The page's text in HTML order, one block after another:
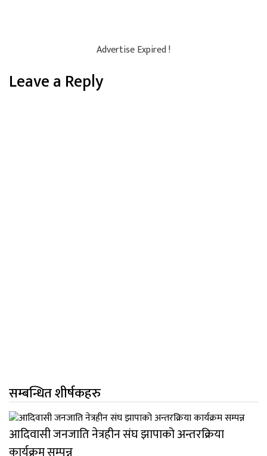
Advertise Expired !
Leave a Reply
सम्बन्धित शीर्षकहरु
आदिवासी जनजाति नेत्रहीन संघ झापाको अन्तरक्रिया